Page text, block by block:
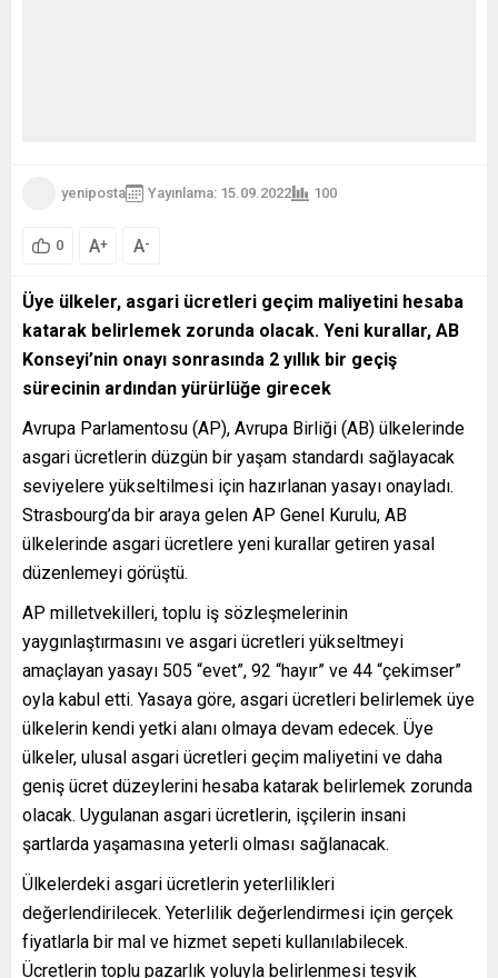
yeniposta Yayınlama: 15.09.2022 100
0 A+ A-
Üye ülkeler, asgari ücretleri geçim maliyetini hesaba
katarak belirlemek zorunda olacak. Yeni kurallar, AB
Konseyi’nin onayı sonrasında 2 yıllık bir geçiş
sürecinin ardından yürürlüğe girecek
Avrupa Parlamentosu (AP), Avrupa Birliği (AB) ülkelerinde
asgari ücretlerin düzgün bir yaşam standardı sağlayacak
seviyelere yükseltilmesi için hazırlanan yasayı onayladı.
Strasbourg’da bir araya gelen AP Genel Kurulu, AB
ülkelerinde asgari ücretlere yeni kurallar getiren yasal
düzenlemeyi görüştü.
AP milletvekilleri, toplu iş sözleşmelerinin
yaygınlaştırmasını ve asgari ücretleri yükseltmeyi
amaçlayan yasayı 505 “evet”, 92 “hayır” ve 44 “çekimser”
oyla kabul etti. Yasaya göre, asgari ücretleri belirlemek üye
ülkelerin kendi yetki alanı olmaya devam edecek. Üye
ülkeler, ulusal asgari ücretleri geçim maliyetini ve daha
geniş ücret düzeylerini hesaba katarak belirlemek zorunda
olacak. Uygulanan asgari ücretlerin, işçilerin insani
şartlarda yaşamasına yeterli olması sağlanacak.
Ülkelerdeki asgari ücretlerin yeterlilikleri
değerlendirilecek. Yeterlilik değerlendirmesi için gerçek
fiyatlarla bir mal ve hizmet sepeti kullanılabilecek.
Ücretlerin toplu pazarlık yoluyla belirlenmesi teşvik